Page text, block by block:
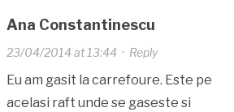
Ana Constantinescu
23/04/2014 at 13:44· Reply
Eu am gasit la carrefoure. Este pe
acelasi raft unde se gaseste si